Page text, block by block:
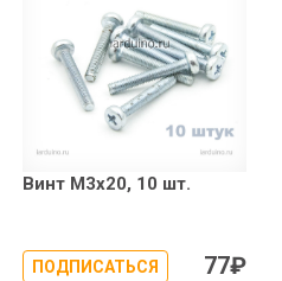
Винт М3х20, 10 шт.
ПОДПИСАТЬСЯ 77₽